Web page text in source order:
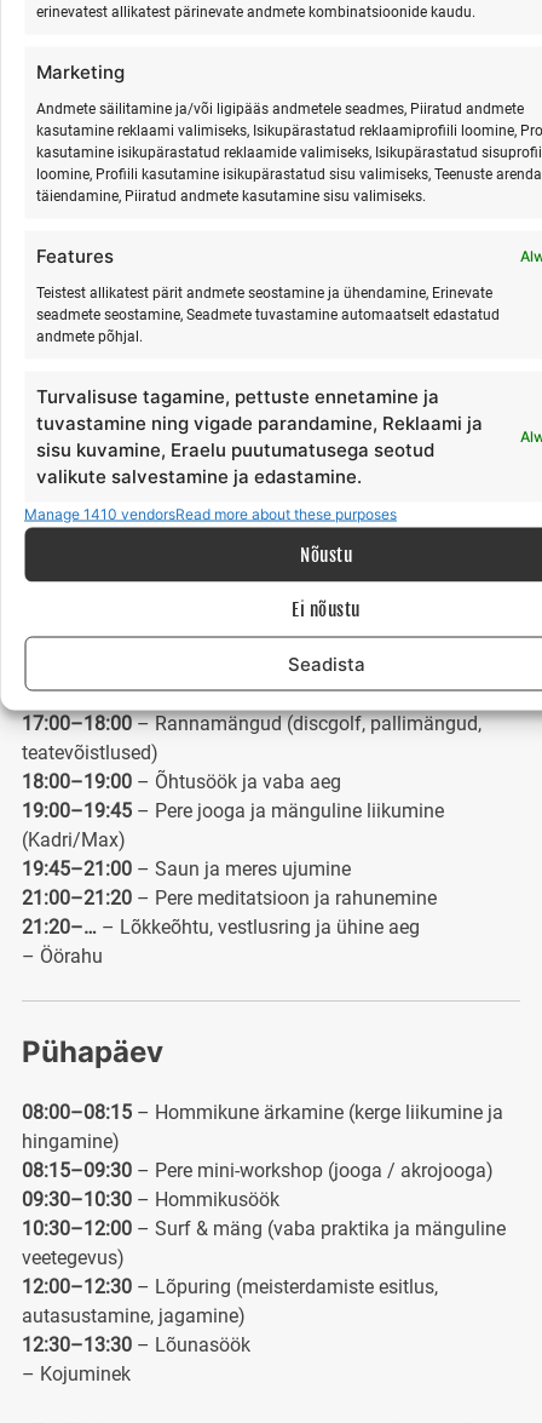
erinevatest allikatest pärinevate andmete kombinatsioonide kaudu.
Marketing
Andmete säilitamine ja/või ligipääs andmetele seadmes, Piiratud andmete
kasutamine reklaami valimiseks, Isikupärastatud reklaamiprofiili loomine,
kasutamine isikupärastatud reklaamide valimiseks, Isikupärastatud
loomine, Profiili kasutamine isikupärastatud sisu valimiseks, Teenuste
täiendamine, Piiratud andmete kasutamine sisu valimiseks.
Features
Teistest allikatest pärit andmete seostamine ja ühendamine, Erinevate
seadmete seostamine, Seadmete tuvastamine automaatselt edastatud
andmete põhjal.
Turvalisuse tagamine, pettuste ennetamine ja
tuvastamine ning vigade parandamine, Reklaami ja
sisu kuvamine, Eraelu puutumatusega seotud
valikute salvestamine ja edastamine.
Manage 1410 vendorsRead more about these purposes
Nõustu
Ei nõustu
Seadista
Omatelgiga
Telkimisalakasutus – võtakaasaomavarustus.
Ilmaööbimiseta
PROGRAMM (Laupäev–
Pühapäev)
Laupäev
14:00–14:30– Saabumine ja registreerimine
– Laagri avamine ja tutvumine (nimed,
ootused)
– Meisterdamise töötuba (pere koostöö, loov
tegevus looduse materjalidega)
– Surfitegevused (SUP matk / megasup /
tuulise ilmaga õppelohe või tiivasurf)
17:00–18:00– Rannamängud (discgolf, pallimängud,
teatevõistlused)
18:00–19:00– Õhtusöök ja vaba aeg
19:00–19:45– Pere jooga ja mänguline liikumine
(Kadri/Max)
19:45–21:00– Saun ja meres ujumine
21:00–21:20– Pere meditatsioon ja rahunemine
21:20–…– Lõkkeõhtu, vestlusring ja ühine aeg
– Öörahu
Pühapäev
08:00–08:15– Hommikune ärkamine (kerge liikumine ja
hingamine)
08:15–09:30– Pere mini-workshop (jooga / akrojooga)
09:30–10:30– Hommikusöök
10:30–12:00– Surf & mäng (vaba praktika ja mänguline
veetegevus)
12:00–12:30– Lõpuring (meisterdamiste esitlus,
autasustamine, jagamine)
12:30–13:30– Lõunasöök
– Kojuminek